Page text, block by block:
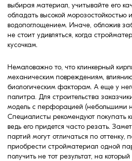
выбирая материал, учитывайте его
обладать высокой морозостойкостью
водопоглощением. Иначе, обложив
не стоит удивляться, когда
кусочкам.
Немаловажно то, что клинкерный
механическим повреждениям,
биологическим факторам. А еще у
палитра. Для строительства
модель с перфорацией (небольшими
Специалисты рекомендуют покупать
ведь его придется часто резать.
партий могут отличаться по оттенку,
приобрести стройматериал одной
получить не тот результат, на